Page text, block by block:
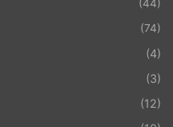
(44)
(74)
(4)
(3)
(12)